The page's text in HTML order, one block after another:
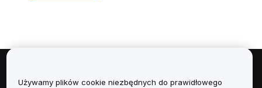
Informacje
Używamy plików cookie niezbędnych do prawidłowego